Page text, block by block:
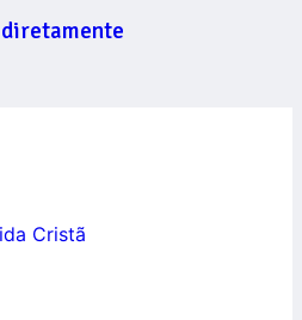
diretamente
Cristã